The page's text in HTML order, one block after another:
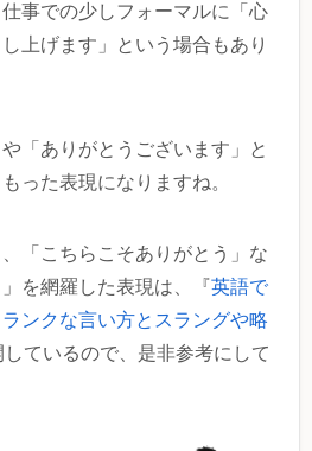
事での少しフォーマルに「心
上げます」という場合もあり
「ありがとうございます」と
った表現になりますね。
、「こちらこそありがとう」な
を網羅した表現は、『英語で
ンクな言い方とスラングや略
しているので、是非参考にして